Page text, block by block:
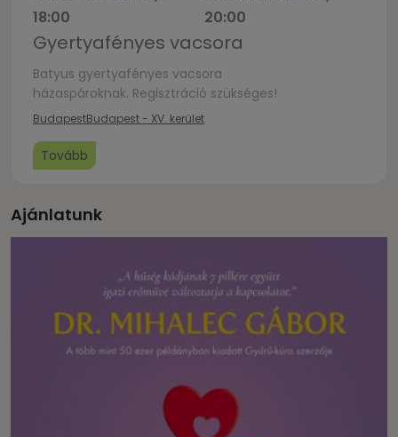
18:00
20:00
Gyertyafényes vacsora
Batyus gyertyafényes vacsora
házaspároknak. Regisztráció szükséges!
BudapestBudapest - XV. kerület
Tovább
Ajánlatunk